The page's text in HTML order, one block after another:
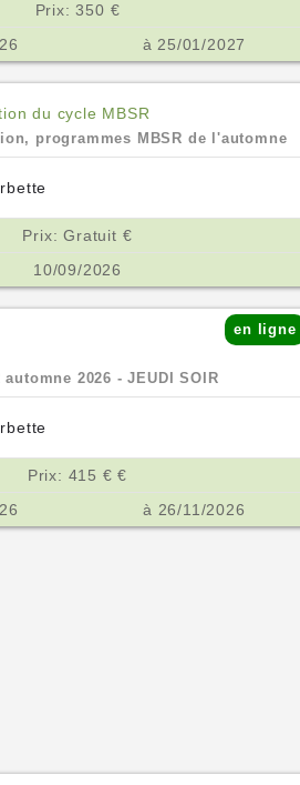
Prix: 350 €
à 25/01/2027
du cycle MBSR
programmes MBSR de l'automne
Prix: Gratuit €
10/09/2026
en ligne
2026 - JEUDI SOIR
Prix: 415 € €
à 26/11/2026